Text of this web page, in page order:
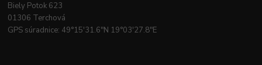
Biely Potok 623
01306 Terchová
GPS súradnice: 49°15'31.6"N 19°03'27.8"E